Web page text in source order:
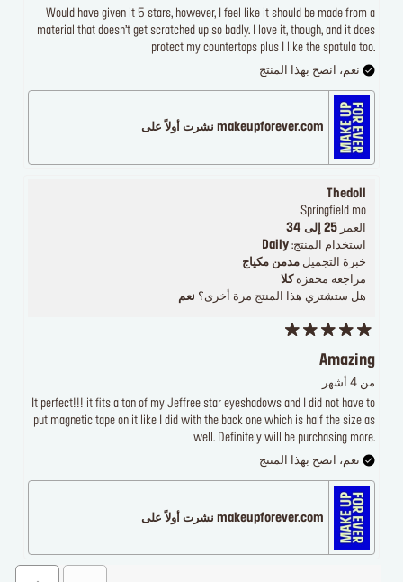
Would have given it 5 stars, however, I feel like it should be made from a
material that doesn’t get scratched up so badly. I love it, though, and it does
protect my countertops plus I like the spatula too.
نعم، انصح بهذا المنتج
makeupforever.com نشرت أولاً على
Thedoll
Springfield mo
العمر 25 إلى 34
استخدام المنتج: Daily
خبرة التجميل مدمن مكياج
مراجعة محفزةكلا
هل ستشتري هذا المنتج مرة أخرى؟ نعم
Amazing
من 4 أشهر
It perfect!!! it fits a ton of my Jeffree star eyeshadows and I did not have to
put magnetic tape on it like I did with the back one which is half the size as
well. Definitely will be purchasing more.
نعم، انصح بهذا المنتج
makeupforever.com نشرت أولاً على